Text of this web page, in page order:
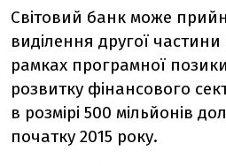
Світовий банк може
виділення другої
рамках програмної
розвитку фінансового
в розмірі 500 мільйонів
початку 2015 року.